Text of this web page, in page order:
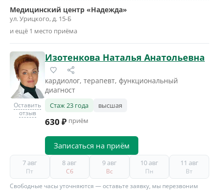
Медицинский центр «Надежда»
ул. Урицкого, д. 15-Б
и ещё 1 место приёма
Оставить
отзыв
Изотенкова Наталья Анатольевна
кардиолог, терапевт, функциональный
диагност
Стаж 23 года высшая
630 ₽ приём
Записаться на приём
7 авг
Пт
8 авг
Сб
9 авг
Вс
10 авг
Пн
11 авг
Вт
Свободные часы уточняются — оставьте заявку, мы перезвоним